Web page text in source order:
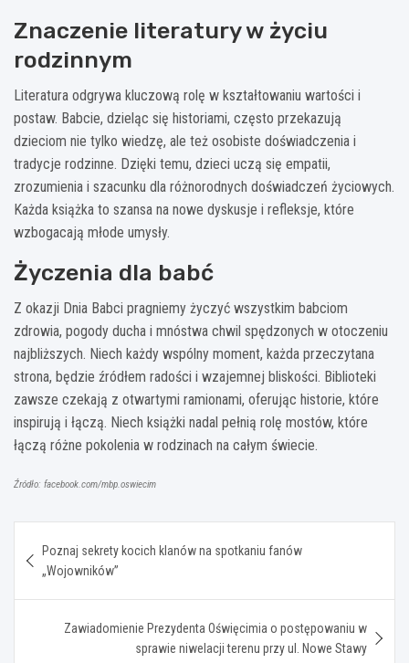
Znaczenie literatury w życiu
rodzinnym
Literatura odgrywa kluczową rolę w kształtowaniu wartości i
postaw. Babcie, dzieląc się historiami, często przekazują
dzieciom nie tylko wiedzę, ale też osobiste doświadczenia i
tradycje rodzinne. Dzięki temu, dzieci uczą się empatii,
zrozumienia i szacunku dla różnorodnych doświadczeń życiowych.
Każda książka to szansa na nowe dyskusje i refleksje, które
wzbogacają młode umysły.
Życzenia dla babć
Z okazji Dnia Babci pragniemy życzyć wszystkim babciom
zdrowia, pogody ducha i mnóstwa chwil spędzonych w otoczeniu
najbliższych. Niech każdy wspólny moment, każda przeczytana
strona, będzie źródłem radości i wzajemnej bliskości. Biblioteki
zawsze czekają z otwartymi ramionami, oferując historie, które
inspirują i łączą. Niech książki nadal pełnią rolę mostów, które
łączą różne pokolenia w rodzinach na całym świecie.
Źródło: facebook.com/mbp.oswiecim
wpisu
Poznaj sekrety kocich klanów na spotkaniu fanów
„Wojowników”
Zawiadomienie Prezydenta Oświęcimia o postępowaniu w
sprawie niwelacji terenu przy ul. Nowe Stawy